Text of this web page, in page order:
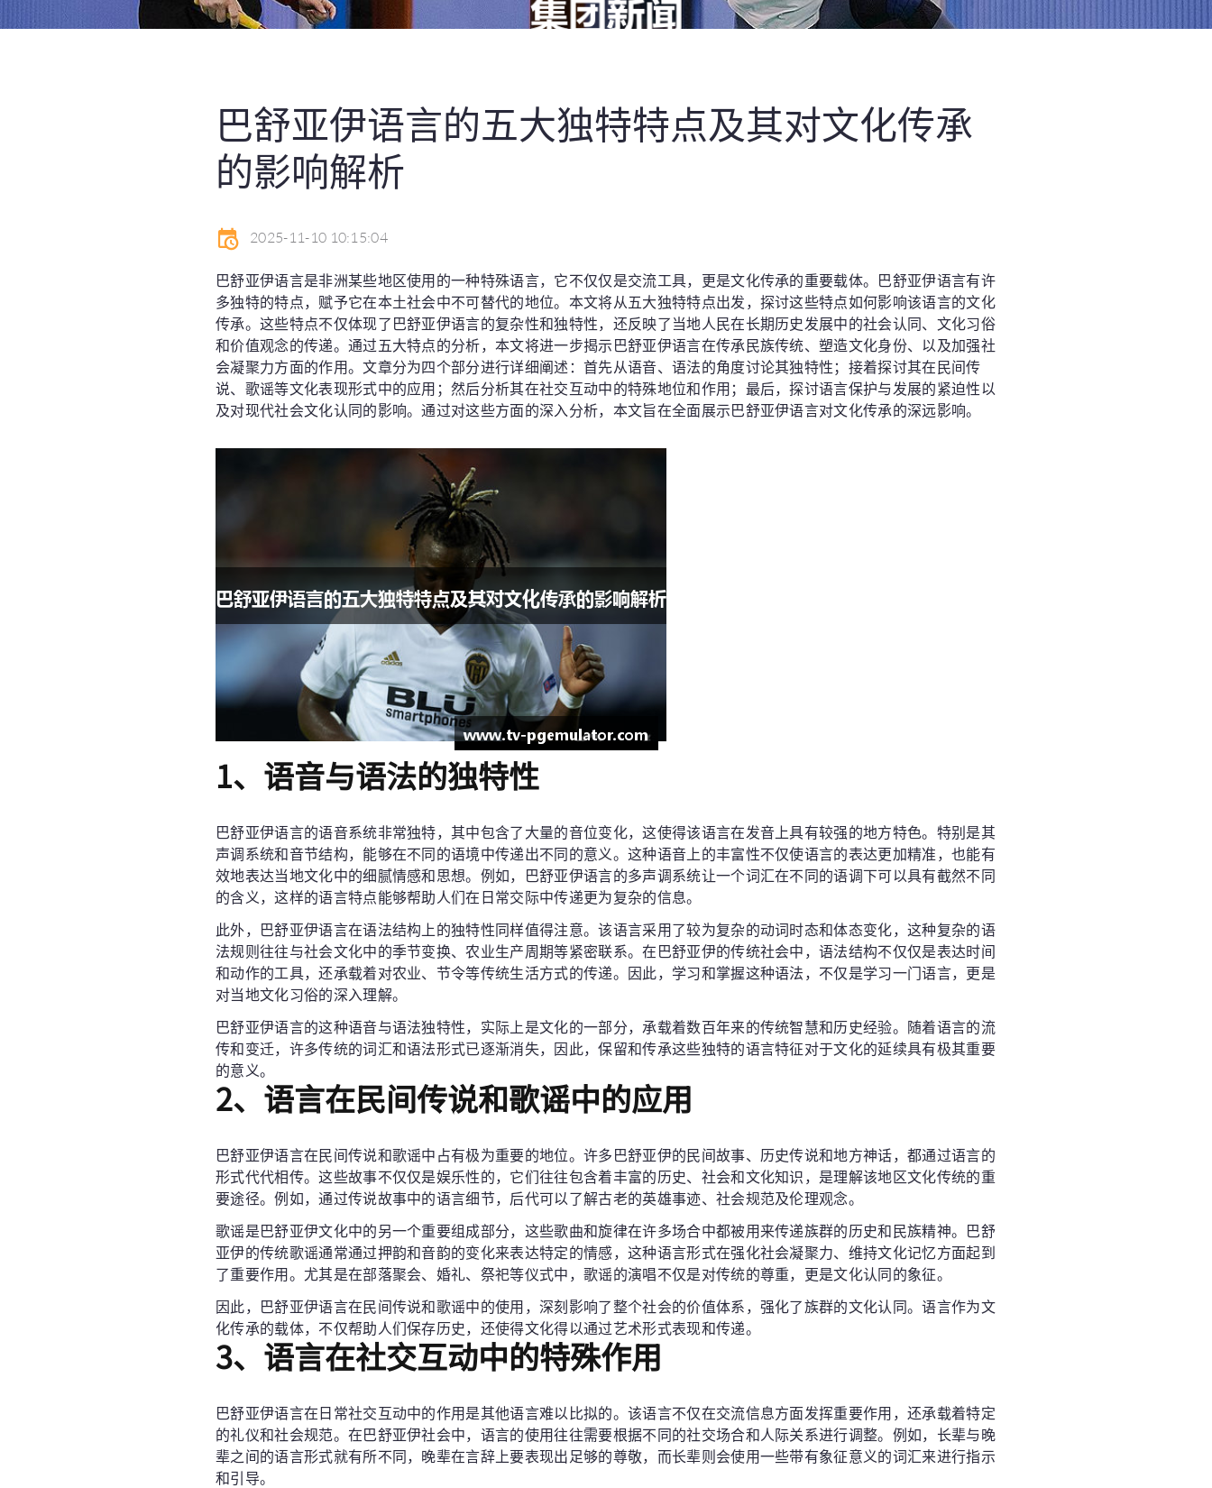
巴舒亚伊语言的五大独特特点及其对文化传承
的影响解析
2025-11-10 10:15:04
巴舒亚伊语言是非洲某些地区使用的一种特殊语言，它不仅仅是交流工具，更是文化传承的重要载体。巴舒亚伊语言有许
多独特的特点，赋予它在本土社会中不可替代的地位。本文将从五大独特特点出发，探讨这些特点如何影响该语言的文化
传承。这些特点不仅体现了巴舒亚伊语言的复杂性和独特性，还反映了当地人民在长期历史发展中的社会认同、文化习俗
和价值观念的传递。通过五大特点的分析，本文将进一步揭示巴舒亚伊语言在传承民族传统、塑造文化身份、以及加强社
会凝聚力方面的作用。文章分为四个部分进行详细阐述：首先从语音、语法的角度讨论其独特性；接着探讨其在民间传
说、歌谣等文化表现形式中的应用；然后分析其在社交互动中的特殊地位和作用；最后，探讨语言保护与发展的紧迫性以
及对现代社会文化认同的影响。通过对这些方面的深入分析，本文旨在全面展示巴舒亚伊语言对文化传承的深远影响。
1、语音与语法的独特性
巴舒亚伊语言的语音系统非常独特，其中包含了大量的音位变化，这使得该语言在发音上具有较强的地方特色。特别是其
声调系统和音节结构，能够在不同的语境中传递出不同的意义。这种语音上的丰富性不仅使语言的表达更加精准，也能有
效地表达当地文化中的细腻情感和思想。例如，巴舒亚伊语言的多声调系统让一个词汇在不同的语调下可以具有截然不同
的含义，这样的语言特点能够帮助人们在日常交际中传递更为复杂的信息。
此外，巴舒亚伊语言在语法结构上的独特性同样值得注意。该语言采用了较为复杂的动词时态和体态变化，这种复杂的语
法规则往往与社会文化中的季节变换、农业生产周期等紧密联系。在巴舒亚伊的传统社会中，语法结构不仅仅是表达时间
和动作的工具，还承载着对农业、节令等传统生活方式的传递。因此，学习和掌握这种语法，不仅是学习一门语言，更是
对当地文化习俗的深入理解。
巴舒亚伊语言的这种语音与语法独特性，实际上是文化的一部分，承载着数百年来的传统智慧和历史经验。随着语言的流
传和变迁，许多传统的词汇和语法形式已逐渐消失，因此，保留和传承这些独特的语言特征对于文化的延续具有极其重要
的意义。
2、语言在民间传说和歌谣中的应用
巴舒亚伊语言在民间传说和歌谣中占有极为重要的地位。许多巴舒亚伊的民间故事、历史传说和地方神话，都通过语言的
形式代代相传。这些故事不仅仅是娱乐性的，它们往往包含着丰富的历史、社会和文化知识，是理解该地区文化传统的重
要途径。例如，通过传说故事中的语言细节，后代可以了解古老的英雄事迹、社会规范及伦理观念。
歌谣是巴舒亚伊文化中的另一个重要组成部分，这些歌曲和旋律在许多场合中都被用来传递族群的历史和民族精神。巴舒
亚伊的传统歌谣通常通过押韵和音韵的变化来表达特定的情感，这种语言形式在强化社会凝聚力、维持文化记忆方面起到
了重要作用。尤其是在部落聚会、婚礼、祭祀等仪式中，歌谣的演唱不仅是对传统的尊重，更是文化认同的象征。
因此，巴舒亚伊语言在民间传说和歌谣中的使用，深刻影响了整个社会的价值体系，强化了族群的文化认同。语言作为文
化传承的载体，不仅帮助人们保存历史，还使得文化得以通过艺术形式表现和传递。
3、语言在社交互动中的特殊作用
巴舒亚伊语言在日常社交互动中的作用是其他语言难以比拟的。该语言不仅在交流信息方面发挥重要作用，还承载着特定
的礼仪和社会规范。在巴舒亚伊社会中，语言的使用往往需要根据不同的社交场合和人际关系进行调整。例如，长辈与晚
辈之间的语言形式就有所不同，晚辈在言辞上要表现出足够的尊敬，而长辈则会使用一些带有象征意义的词汇来进行指示
和引导。